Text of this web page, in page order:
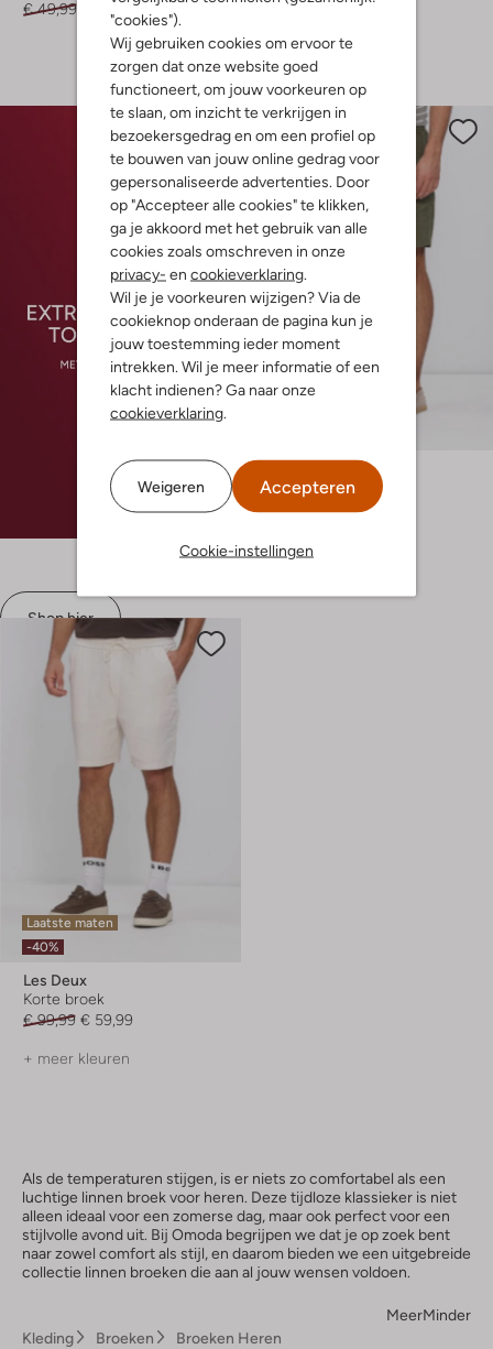
"cookies").
Wij gebruiken cookies om ervoor te
zorgen dat onze website goed
functioneert, om jouw voorkeuren op
te slaan, om inzicht te verkrijgen in
bezoekersgedrag en om een profiel op
te bouwen van jouw online gedrag voor
gepersonaliseerde advertenties. Door
op "Accepteer alle cookies" te klikken,
ga je akkoord met het gebruik van alle
cookies zoals omschreven in onze
privacy- en cookieverklaring.
Wil je je voorkeuren wijzigen? Via de
cookieknop onderaan de pagina kun je
jouw toestemming ieder moment
intrekken. Wil je meer informatie of een
klacht indienen? Ga naar onze
cookieverklaring.
Weigeren Accepteren
Cookie-instellingen
€ 49,99 € 29,99 € 99,99 € 79,99
+ meer kleuren
Shop hier
Tommy Hilfiger
Korte broek
€ 99,99 € 69,99
Laatste maten
-40%
Les Deux
Korte broek
€ 99,99 € 59,99
+ meer kleuren
Als de temperaturen stijgen, is er niets zo comfortabel als een
luchtige linnen broek voor heren. Deze tijdloze klassieker is niet
alleen ideaal voor een zomerse dag, maar ook perfect voor een
stijlvolle avond uit. Bij Omoda begrijpen we dat je op zoek bent
naar zowel comfort als stijl, en daarom bieden we een uitgebreide
collectie linnen broeken die aan al jouw wensen voldoen.
MeerMinder
Kleding
Broeken Broeken Heren